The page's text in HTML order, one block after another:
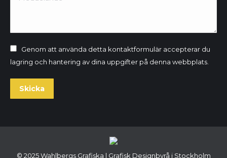
Genom att använda detta kontaktformulär accepterar du
lagring och hantering av dina uppgifter på denna webbplats.
Skicka
© 2025 Wahlbergs Grafiska | Grafisk Designbyrå i Stockholm